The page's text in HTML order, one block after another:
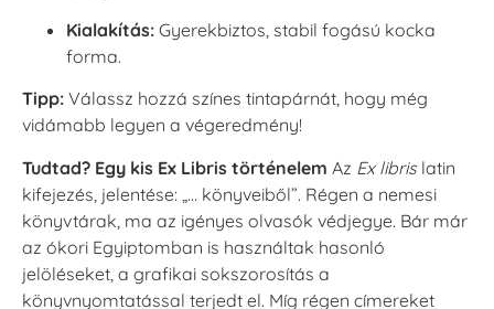
Kialakítás: Gyerekbiztos, stabil fogású kocka
forma.
Tipp: Válassz hozzá színes tintapárnát, hogy még
vidámabb legyen a végeredmény!
Tudtad? Egy kis Ex Libris történelem Az Ex libris latin
kifejezés, jelentése: „… könyveiből”. Régen a nemesi
könyvtárak, ma az igényes olvasók védjegye. Bár már
az ókori Egyiptomban is használtak hasonló
jelöléseket, a grafikai sokszorosítás a
könyvnyomtatással terjedt el. Míg régen címereket